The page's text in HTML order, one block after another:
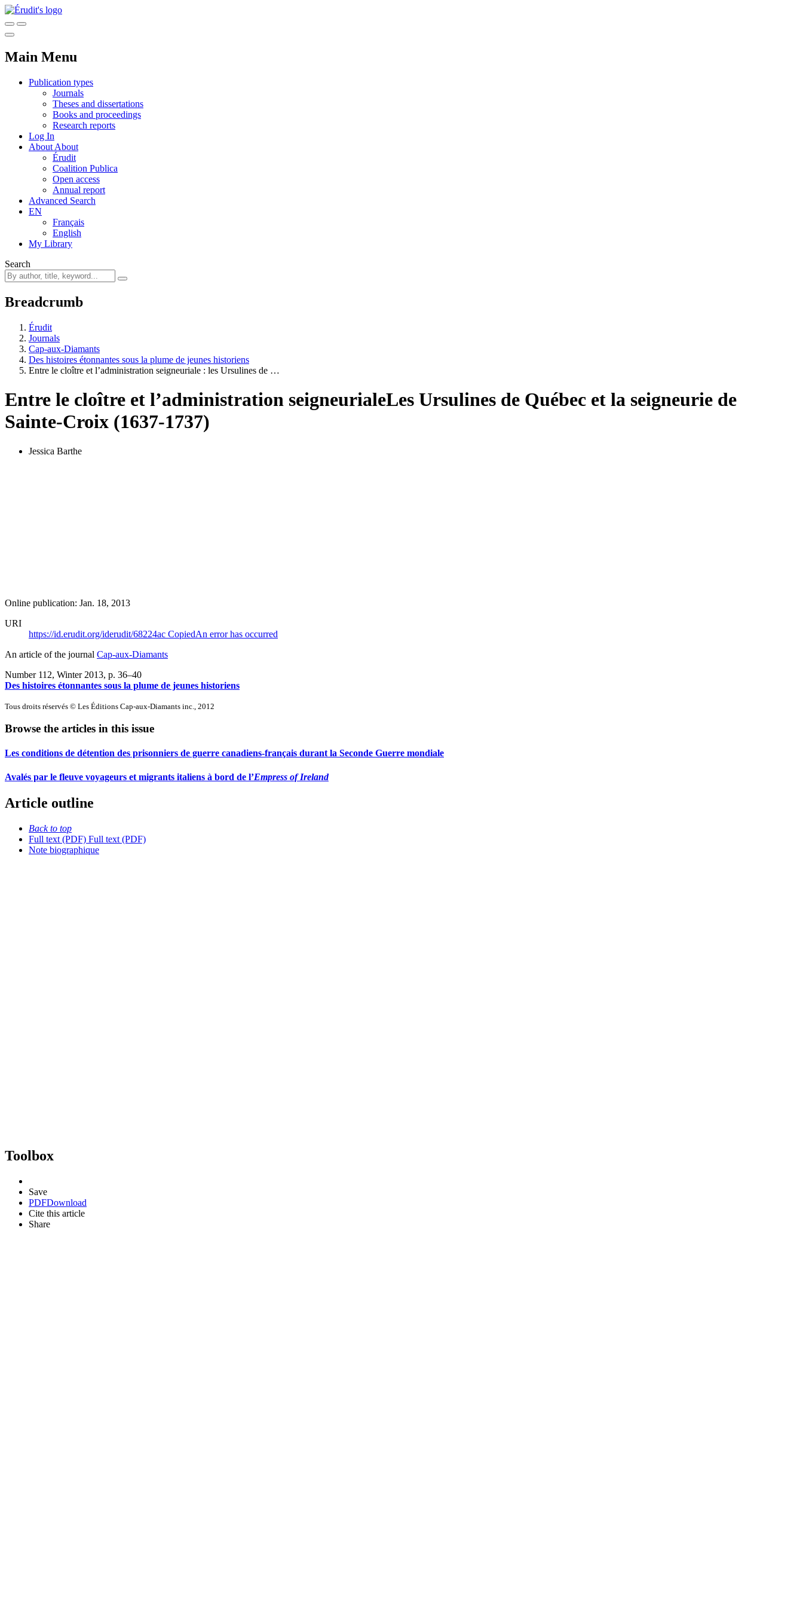
Main Menu
Publication types
Journals
Theses and dissertations
Books and proceedings
Research reports
Log In
About About
Érudit
Coalition Publica
Open access
Annual report
Advanced Search
EN
Français
English
My Library
Search
Breadcrumb
Érudit
Journals
Cap-aux-Diamants
Des histoires étonnantes sous la plume de jeunes historiens
Entre le cloître et l’administration seigneuriale : les Ursulines de …
Entre le cloître et l’administration seigneurialeLes Ursulines de Québec et la seigneurie de
Sainte-Croix (1637-1737)
Jessica Barthe
Online publication: Jan. 18, 2013
URI
https://id.erudit.org/iderudit/68224ac CopiedAn error has occurred
An article of the journal Cap-aux-Diamants
Number 112, Winter 2013, p. 36–40
Des histoires étonnantes sous la plume de jeunes historiens
Tous droits réservés © Les Éditions Cap-aux-Diamants inc., 2012
Browse the articles in this issue
Les conditions de détention des prisonniers de guerre canadiens-français durant la Seconde Guerre mondiale
Avalés par le fleuve voyageurs et migrants italiens à bord de l’Empress of Ireland
Article outline
Back to top
Full text (PDF) Full text (PDF)
Note biographique
Toolbox
Save
PDFDownload
Cite this article
Share